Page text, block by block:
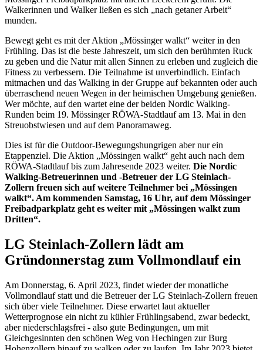
Walkerinnen und Walker ließen es sich „nach getaner Arbeit“
munden.
Bewegt geht es mit der Aktion „Mössinger walkt“ weiter in den
Frühling. Das ist die beste Jahreszeit, um sich den berühmten Ruck
zu geben und die Natur mit allen Sinnen zu erleben und zugleich die
Fitness zu verbessern. Die Teilnahme ist unverbindlich. Einfach
mitmachen und das Walking in der Gruppe auf bekannten oder auch
überraschend neuen Wegen in der heimischen Umgebung genießen.
Wer möchte, auf den wartet eine der beiden Nordic Walking-
Runden beim 19. Mössinger RÖWA-Stadtlauf am 13. Mai in den
Streuobstwiesen und auf dem Panoramaweg.
Dies ist für die Outdoor-Bewegungshungrigen aber nur ein
Etappenziel. Die Aktion „Mössingen walkt“ geht auch nach dem
RÖWA-Stadtlauf bis zum Jahresende 2023 weiter. Die Nordic
Walking-Betreuerinnen und -Betreuer der LG Steinlach-
Zollern freuen sich auf weitere Teilnehmer bei „Mössingen
walkt“. Am kommenden Samstag, 16 Uhr, auf dem Mössinger
Freibadparkplatz geht es weiter mit „Mössingen walkt zum
Dritten“.
LG Steinlach-Zollern lädt am
Gründonnerstag zum Vollmondlauf ein
Am Donnerstag, 6. April 2023, findet wieder der monatliche
Vollmondlauf statt und die Betreuer der LG Steinlach-Zollern freuen
sich über viele Teilnehmer. Diese erwartet laut aktueller
Wetterprognose ein nicht zu kühler Frühlingsabend, zwar bedeckt,
aber niederschlagsfrei - also gute Bedingungen, um mit
Gleichgesinnten den schönen Weg von Hechingen zur Burg